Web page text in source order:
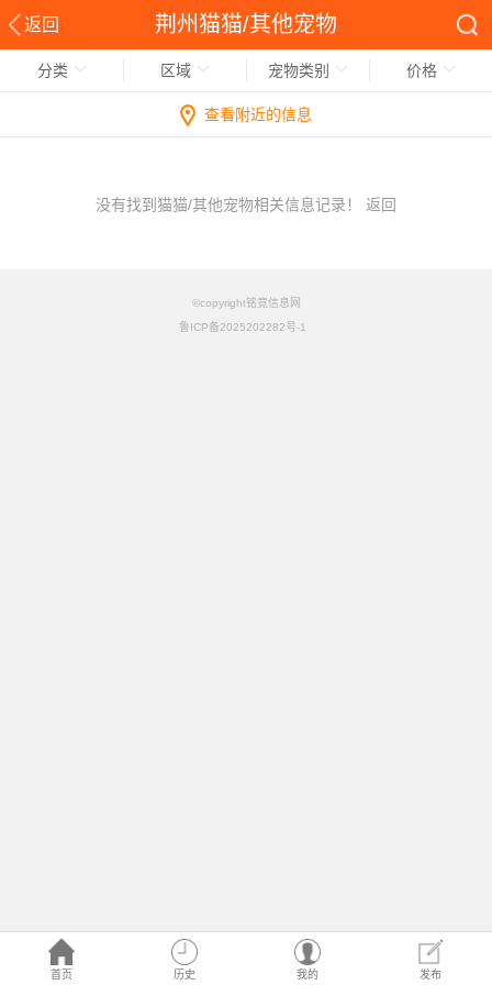
返回 荆州猫猫/其他宠物
首页 历史 我的 发布
分类 区域 宠物类别 价格
查看附近的信息
没有找到猫猫/其他宠物相关信息记录！ 返回
©copyright铭竟信息网
鲁ICP备2025202282号-1